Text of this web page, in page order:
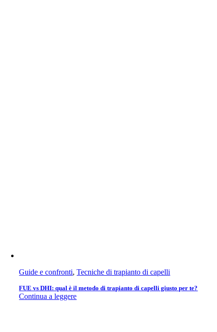
Guide e confronti,Tecniche di trapianto di capelli
FUE vs DHI: qual è il metodo di trapianto di capelli giusto per te?
Continua a leggere